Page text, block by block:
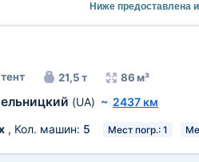
Ниже предоставлена
тент 21,5 т 86 м³
(UA) ~ 2437 км
, Кол. машин: 5 Мест погр.: 1